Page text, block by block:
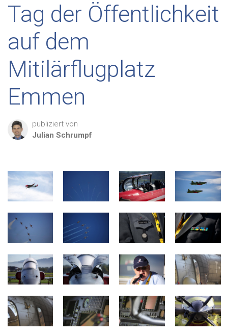
Tag der Öffentlichkeit
auf dem
Mitilärflugplatz
Emmen
publiziert von
Julian Schrumpf